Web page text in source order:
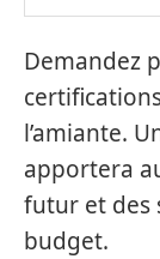
Demandez
l’amiante.
apportera
futur et des
budget.